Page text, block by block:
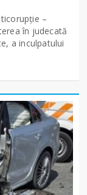
–
în judecată
a inculpatului